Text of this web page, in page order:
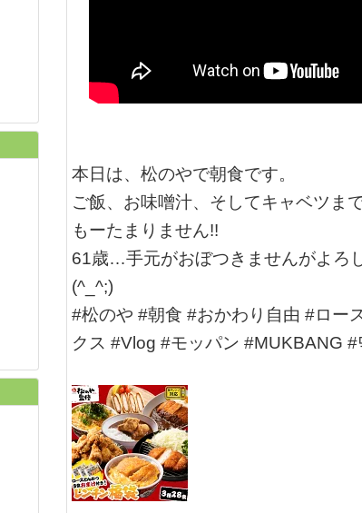
本日は、松のやで朝食です。
ご飯、お味噌汁、そしてキャベツま
もーたまりません!!
61歳…手元がおぼつきませんがよろ
(^_^;)
#松のや #朝食 #おかわり自由 #ロー
クス #Vlog #モッパン #MUKBANG #